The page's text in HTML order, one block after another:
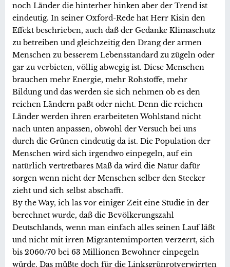
noch Länder die hinterher hinken aber der Trend ist
eindeutig. In seiner Oxford-Rede hat Herr Kisin den
Effekt beschrieben, auch daß der Gedanke Klimaschutz
zu betreiben und gleichzeitig den Drang der armen
Menschen zu besserem Lebensstandard zu zügeln oder
gar zu verbieten, völlig abwegig ist. Diese Menschen
brauchen mehr Energie, mehr Rohstoffe, mehr
Bildung und das werden sie sich nehmen ob es den
reichen Ländern paßt oder nicht. Denn die reichen
Länder werden ihren erarbeiteten Wohlstand nicht
nach unten anpassen, obwohl der Versuch bei uns
durch die Grünen eindeutig da ist. Die Population der
Menschen wird sich irgendwo einpegeln, auf ein
natürlich vertretbares Maß da wird die Natur dafür
sorgen wenn nicht der Menschen selber den Stecker
zieht und sich selbst abschafft.
By the Way, ich las vor einiger Zeit eine Studie in der
berechnet wurde, daß die Bevölkerungszahl
Deutschlands, wenn man einfach alles seinen Lauf läßt
und nicht mit irren Migrantemimporten verzerrt, sich
bis 2060/70 bei 63 Millionen Bewohner einpegeln
würde. Das müßte doch für die Linksgrünrotverwirrten